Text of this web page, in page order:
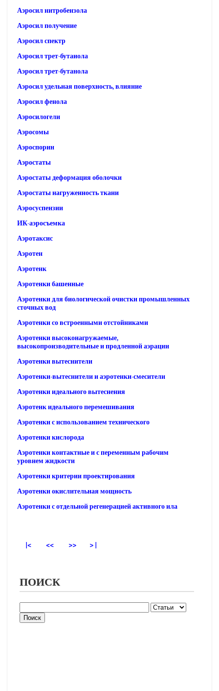
Аэросил нитробензола
Аэросил получение
Аэросил спектр
Аэросил трет-бутаиола
Аэросил трет-бутанола
Аэросил удельная поверхность, влияние
Аэросил фенола
Аэросилогели
Аэросомы
Аэроспорин
Аэростаты
Аэростаты деформация оболочки
Аэростаты нагруженность ткани
Аэросуспензии
ИК-аэросъемка
Аэротаксис
Аэротен
Аэротенк
Аэротенки башенные
Аэротенки для биологической очистки промышленных
сточных вод
Аэротенки со встроенными отстойниками
Аэротенки высоконагружаемые,
высокопроизводительные и продленной аэрации
Аэротенки вытеснители
Аэротенки-вытеснители и аэротенки-смесители
Аэротенки идеального вытеснения
Аэротенк идеального перемешивания
Аэротенки с использованием технического
Аэротенки кислорода
Аэротенки контактные и с переменным рабочим
уровнем жидкости
Аэротенки критерии проектирования
Аэротенки окислительная мощность
Аэротенки с отдельной регенерацией активного ила
|< << >> > |
ПОИСК